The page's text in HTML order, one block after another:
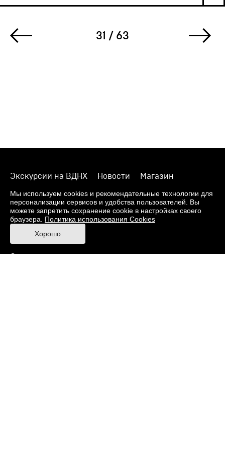
31 / 63
Экскурсии на ВДНХ Новости
Магазин
О музее
Фонды
Виртуальный музей
Издания
Пресс-центр
Контакты
Правила посещения Музея
Ответы на частые вопросы
Мы используем cookies и рекомендательные технологии для
персонализации сервисов и удобства пользователей. Вы
можете запретить сохранение cookie в настройках своего
браузера. Политика использования Cookies
Хорошо